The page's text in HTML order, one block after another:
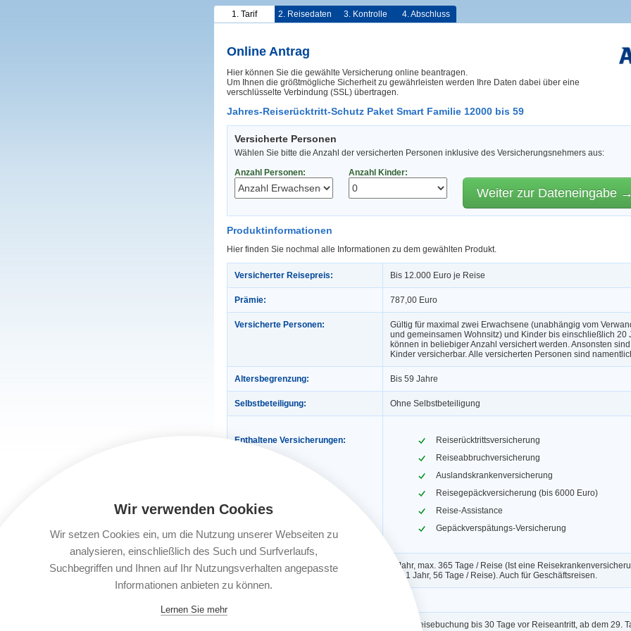
1. Tarif 2. Reisedaten 3. Kontrolle 4. Abschluss
Online Antrag
Hier können Sie die gewählte Versicherung online beantragen.
Um Ihnen die größtmögliche Sicherheit zu gewährleisten werden Ihre Daten dabei über eine
verschlüsselte Verbindung (SSL) übertragen.
Jahres-Reiserücktritt-Schutz Paket Smart Familie 12000 bis 59
Versicherte Personen
Wählen Sie bitte die Anzahl der versicherten Personen inklusive des Versicherungsnehmers aus:
Anzahl Personen:
Anzahl Kinder:
Weiter zur Dateneingabe
Produktinformationen
Hier finden Sie nochmal alle Informationen zu dem gewählten Produkt.
Versicherter Reisepreis: Bis 12.000 Euro je Reise
Prämie: 787,00 Euro
Versicherte Personen:
Gültig für maximal zwei Erwachsene (unabhängig vom
und gemeinsamen Wohnsitz) und Kinder bis einschließlich 20
können in beliebiger Anzahl versichert werden. Ansonsten
Kinder versicherbar. Alle versicherten Personen sind
Altersbegrenzung: Bis 59 Jahre
Selbstbeteiligung: Ohne Selbstbeteiligung
Enthaltene Versicherungen:
Reiserücktrittsversicherung
Reiseabbruchversicherung
Auslandskrankenversicherung
Reisegepäckversicherung (bis 6000 Euro)
Reise-Assistance
Gepäckverspätungs-Versicherung
Gültigkeit:
1 Jahr, max. 365 Tage / Reise (Ist eine
gilt: 1 Jahr, 56 Tage / Reise). Auch für Geschäftsreisen.
Nach Reisebuchung bis 30 Tage vor Reiseantritt, ab dem 29.
Wir verwenden Cookies
Wir setzen Cookies ein, um die Nutzung unserer Webseiten zu
analysieren, einschließlich des Such und Surfverlaufs,
Suchbegriffen und Ihnen auf Ihr Nutzungsverhalten angepasste
Informationen anbieten zu können.
Lernen Sie mehr